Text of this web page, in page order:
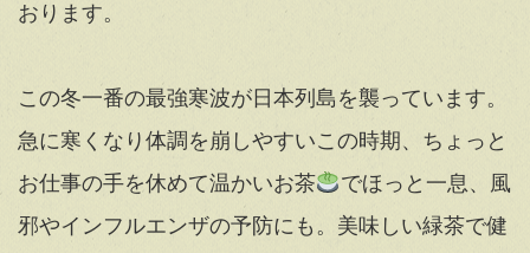
おります。
この冬一番の最強寒波が日本列島を襲っています。
急に寒くなり体調を崩しやすいこの時期、ちょっと
お仕事の手を休めて温かいお茶
でほっと一息、風
邪やインフルエンザの予防にも。美味しい緑茶で健